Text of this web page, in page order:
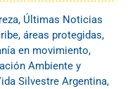
, Últimas Noticias
, áreas protegidas,
en movimiento,
Ambiente y
Silvestre Argentina,